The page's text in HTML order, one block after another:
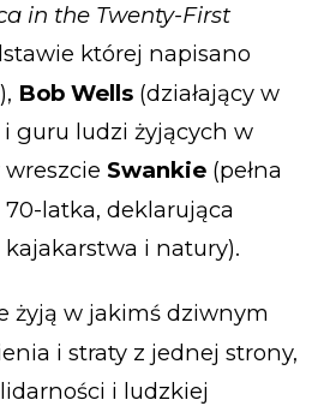
in the Twenty-First
której napisano
Bob Wells (działający w
guru ludzi żyjących w
Swankie (pełna
latka, deklarująca
kajakarstwa i natury).
żyją w jakimś dziwnym
i straty z jednej strony,
i ludzkiej